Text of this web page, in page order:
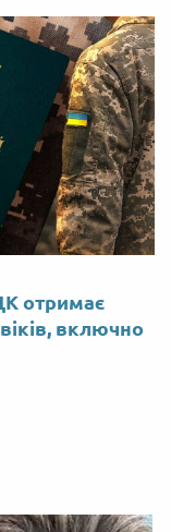
отримає
включно